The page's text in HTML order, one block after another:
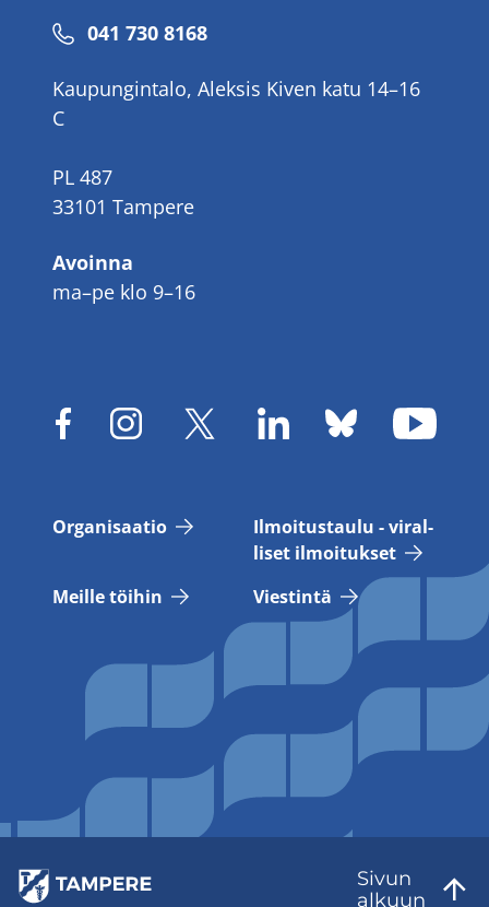
Puhelinnumero
041 730 8168
Kaupungintalo, Aleksis Kiven katu 14–16
C
PL 487
33101 Tampere
Avoinna
ma–pe klo 9–16
Or­ga­ni­saa­tio
Il­moi­tus­tau­lu - vi­ral­
li­set il­moi­tuk­set
Meil­le töi­hin
Vies­tin­tä
Sivun
al­kuun